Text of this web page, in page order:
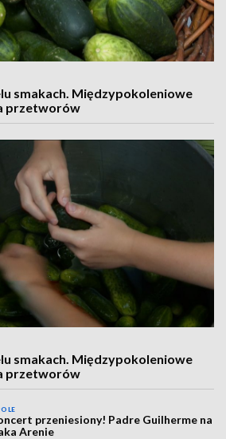
smakach. Międzypokoleniowe
przetworów
smakach. Międzypokoleniowe
przetworów
przeniesiony! Padre Guilherme na
Arenie